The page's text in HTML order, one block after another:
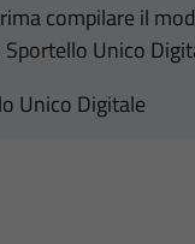
compilare il
Unico
Unico Digitale